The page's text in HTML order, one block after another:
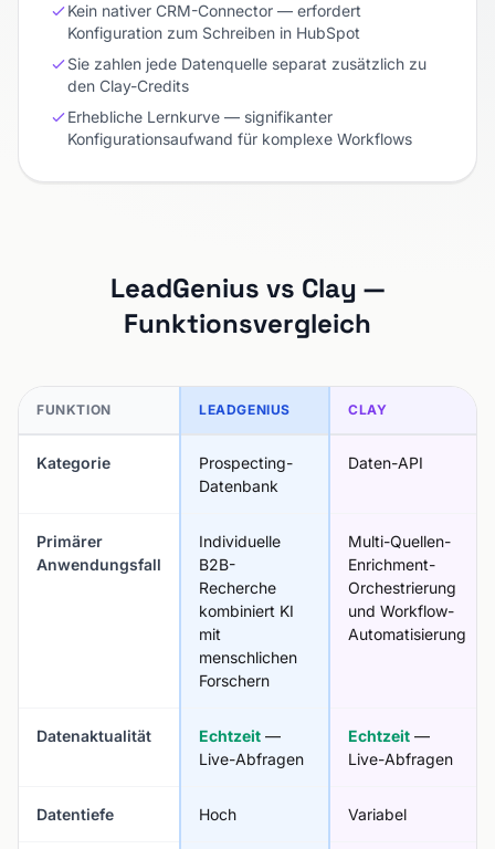
Kein nativer CRM-Connector — erfordert
Konfiguration zum Schreiben in HubSpot
Sie zahlen jede Datenquelle separat zusätzlich zu
den Clay-Credits
Erhebliche Lernkurve — signifikanter
Konfigurationsaufwand für komplexe Workflows
LeadGenius vs Clay —
Funktionsvergleich
FUNKTION LEADGENIUS CLAY
Kategorie
Prospecting-
Datenbank
Daten-API
Primärer
Anwendungsfall
Individuelle
B2B-
Recherche
kombiniert KI
mit
menschlichen
Forschern
Multi-Quellen-
Enrichment-
Orchestrierung
und Workflow-
Automatisierung
Datenaktualität Echtzeit —
Live-Abfragen
Echtzeit —
Live-Abfragen
Datentiefe Hoch Variabel